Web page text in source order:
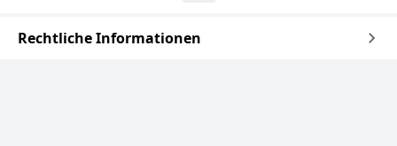
Rechtliche Informationen